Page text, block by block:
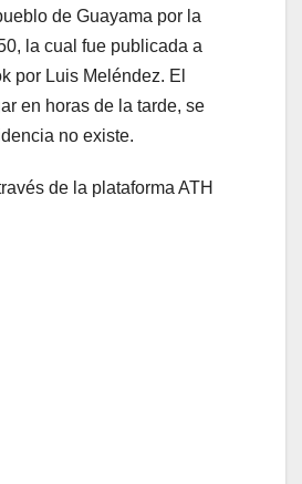
de Guayama por la
la cual fue publicada a
por Luis Meléndez. El
en horas de la tarde, se
no existe.
de la plataforma ATH